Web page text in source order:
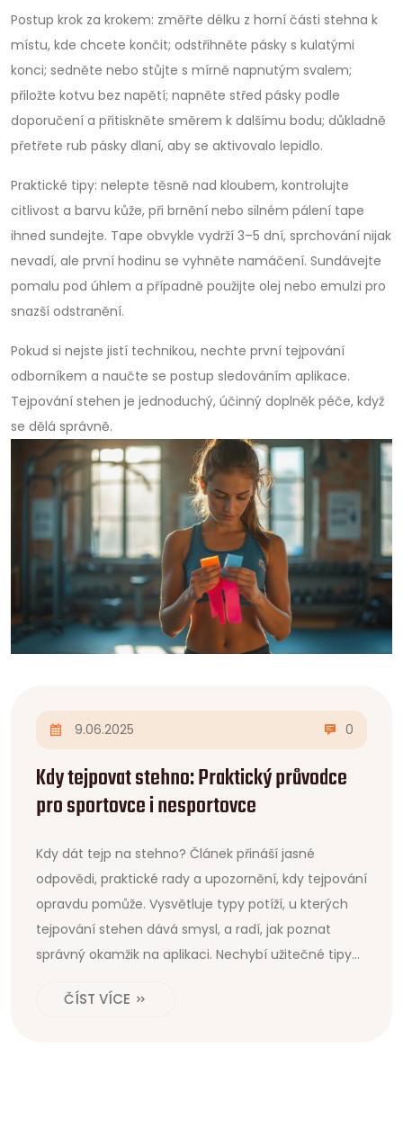
Postup krok za krokem: změřte délku z horní části stehna k
místu, kde chcete končit; odstřihněte pásky s kulatými
konci; sedněte nebo stůjte s mírně napnutým svalem;
přiložte kotvu bez napětí; napněte střed pásky podle
doporučení a přitiskněte směrem k dalšímu bodu; důkladně
přetřete rub pásky dlaní, aby se aktivovalo lepidlo.
Praktické tipy: nelepte těsně nad kloubem, kontrolujte
citlivost a barvu kůže, při brnění nebo silném pálení tape
ihned sundejte. Tape obvykle vydrží 3–5 dní, sprchování nijak
nevadí, ale první hodinu se vyhněte namáčení. Sundávejte
pomalu pod úhlem a případně použijte olej nebo emulzi pro
snazší odstranění.
Pokud si nejste jistí technikou, nechte první tejpování
odborníkem a naučte se postup sledováním aplikace.
Tejpování stehen je jednoduchý, účinný doplněk péče, když
se dělá správně.
9.06.2025 0
Kdy tejpovat stehno: Praktický průvodce
pro sportovce i nesportovce
Kdy dát tejp na stehno? Článek přináší jasné
odpovědi, praktické rady a upozornění, kdy tejpování
opravdu pomůže. Vysvětluje typy potíží, u kterých
tejpování stehen dává smysl, a radí, jak poznat
správný okamžik na aplikaci. Nechybí užitečné tipy
chybami. Poradí, co rozhodně nedělat, aby
ČÍST VÍCE